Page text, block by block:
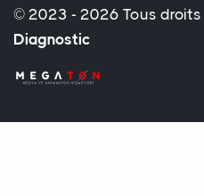
© 2023 - 2026 Tous droits
Diagnostic